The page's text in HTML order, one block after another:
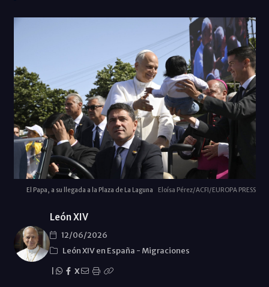
El Papa, a su llegada a la Plaza de La Laguna Eloísa Pérez/ACFI/EUROPA PRESS
León XIV
12/06/2026
León XIV en España - Migraciones
X